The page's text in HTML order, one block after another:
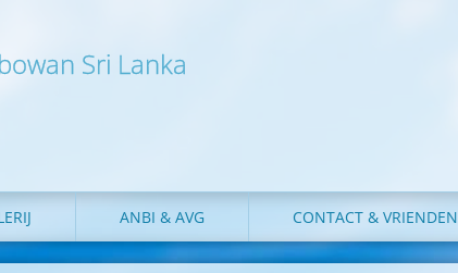
Sri Lanka
ANBI & AVG CONTACT & VRIENDEN